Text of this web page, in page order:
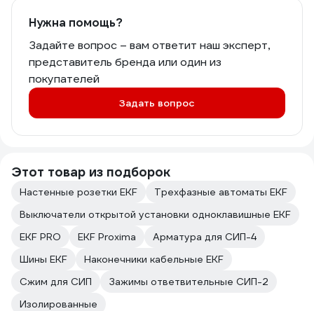
Нужна помощь?
Задайте вопрос – вам ответит наш эксперт,
представитель бренда или один из
покупателей
Задать вопрос
Этот товар из подборок
Настенные розетки EKF
Трехфазные автоматы EKF
Выключатели открытой установки одноклавишные EKF
EKF PRO
EKF Proxima
Арматура для СИП-4
Шины EKF
Наконечники кабельные EKF
Сжим для СИП
Зажимы ответвительные СИП-2
Изолированные